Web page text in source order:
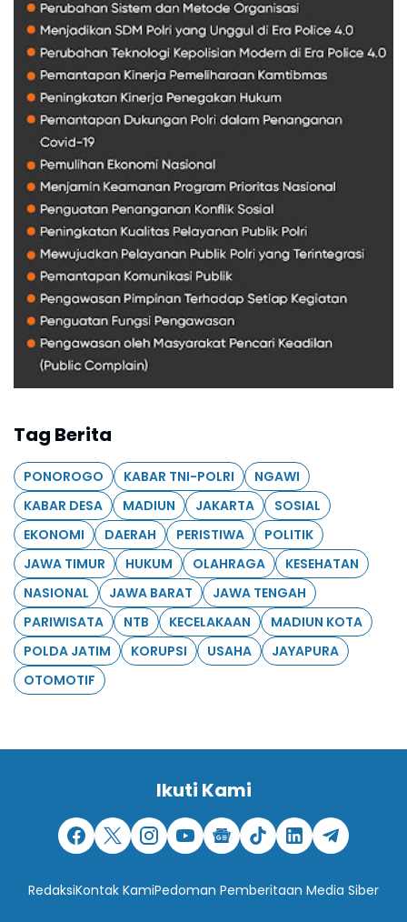
Tag Berita
PONOROGO KABAR TNI-POLRI
NGAWI
KABAR DESA
MADIUN JAKARTA
SOSIAL
EKONOMI
DAERAH PERISTIWA
POLITIK
JAWA TIMUR
HUKUM OLAHRAGA
KESEHATAN
NASIONAL
JAWA BARAT
JAWA TENGAH
PARIWISATA
NTB KECELAKAAN
MADIUN KOTA
POLDA JATIM
KORUPSI USAHA
JAYAPURA
OTOMOTIF
Ikuti Kami
RedaksiKontak KamiPedoman Pemberitaan Media Siber